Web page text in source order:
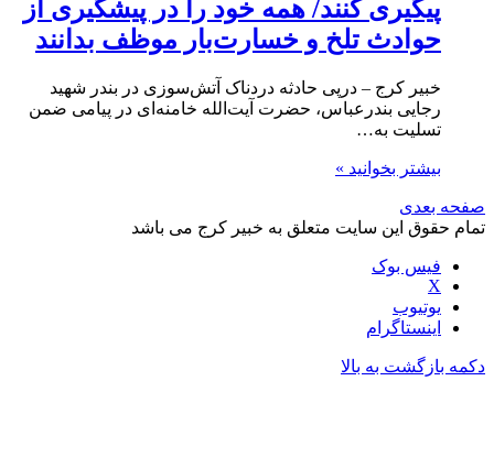
پیگیری کنند/ همه‌ خود را در پیشگیری از
حوادث تلخ و خسارت‌بار موظف بدانند
خبیر کرج – درپی حادثه دردناک آتش‌سوزی در بندر شهید
رجایی بندرعباس، حضرت آیت‌الله خامنه‌ای در پیامی ضمن
تسلیت به…
بیشتر بخوانید »
صفحه بعدی
تمام حقوق این سایت متعلق به خبیر کرج می باشد
فیس بوک
X
یوتیوب
اینستاگرام
دکمه بازگشت به بالا